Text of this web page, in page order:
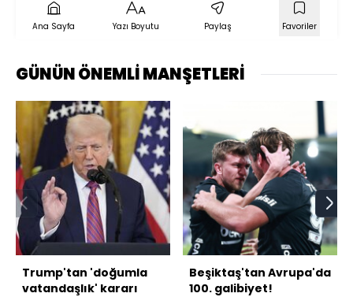
Ana Sayfa Yazı Boyutu Paylaş Favoriler
GÜNÜN ÖNEMLİ MANŞETLERİ
Trump'tan 'doğumla
vatandaşlık' kararı
Beşiktaş'tan Avrupa'da
100. galibiyet!